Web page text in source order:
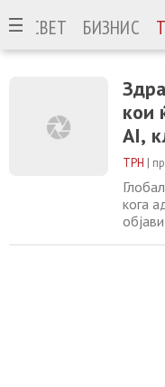
СВЕТ БИЗНИС
кои
AI,
ТРН |
кога